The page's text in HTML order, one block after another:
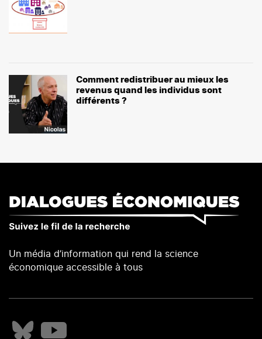
Comment redistribuer au mieux les
revenus quand les individus sont
différents ?
Un média d’information qui rend la science
économique accessible à tous